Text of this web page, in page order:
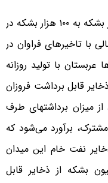
طرح افزایش روزانه تولید نفت از ۴۰ هزار بشکه به ۱۰۰ هزار بشکه در
با تاخیرهای فراوان در
با تولید روزانه
از ذخایر قابل برداشت فروزان
میزان برداشتهای طرف
برآورد می‌شود که
بشکه از ذخایر نفت خام این میدان
شده است و حدود ۴۶۰ میلیون بشکه از ذخایر قابل